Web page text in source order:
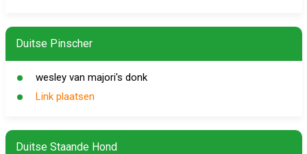
Duitse Pinscher
wesley van majori's donk
Link plaatsen
Duitse Staande Hond